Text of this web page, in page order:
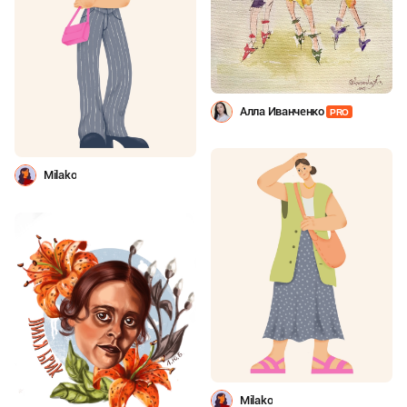
Алла Иванченко PRO
Milako
Milako